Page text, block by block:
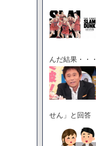
んだ結果・・・
せん」と回答